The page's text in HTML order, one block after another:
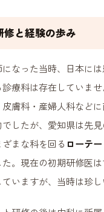
と経験の歩み
なった当時、日本に
療科は存在していま
皮膚科・産婦人科など
したが、愛知県は先
まな科を回る ローテ
。現在の初期研修医
いますが、当時は珍し